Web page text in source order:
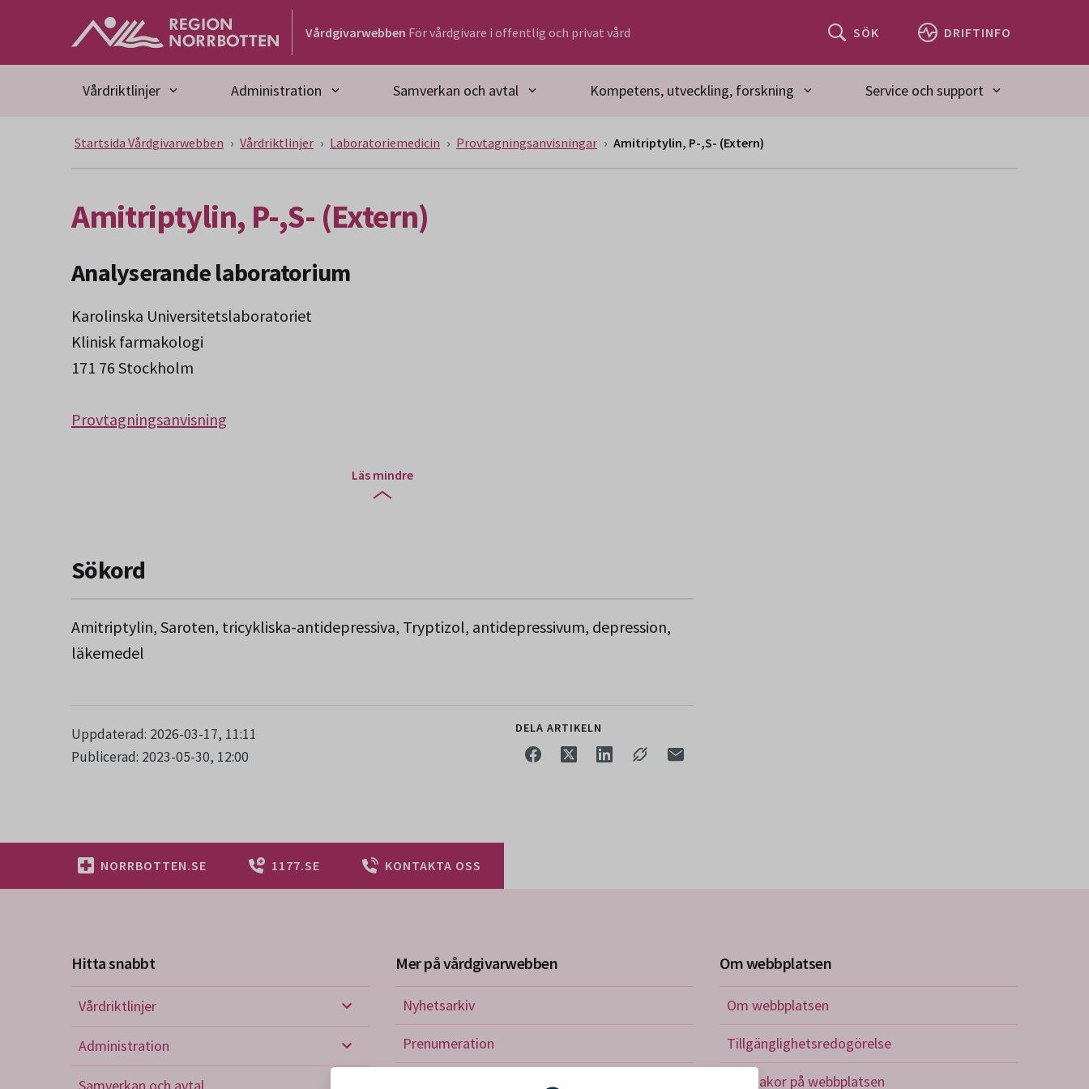
Gå till huvudmeny
Gå till övergripande innehåll
Vårdgivarwebben För vårdgivare i offentlig och privat vård SÖK DRIFTINFO
Vårdriktlinjer Administration Samverkan och avtal Kompetens, utveckling, forskning Service och support
Startsida Vårdgivarwebben Vårdriktlinjer Laboratoriemedicin Provtagningsanvisningar Amitriptylin, P-,S- (Extern)
Amitriptylin, P-,S- (Extern)
Analyserande laboratorium
Karolinska Universitetslaboratoriet
Klinisk farmakologi
171 76 Stockholm
Provtagningsanvisning
Läs mindre
Sökord
Amitriptylin, Saroten, tricykliska-antidepressiva, Tryptizol, antidepressivum, depression,
läkemedel
Uppdaterad: 2026-03-17, 11:11
Publicerad: 2023-05-30, 12:00
DELA ARTIKELN
NORRBOTTEN.SE 1177.SE KONTAKTA OSS
Hitta snabbt
Vårdriktlinjer
Vårdriktlinjer
Administration
Samverkan och avtal
Mer på vårdgivarwebben
Nyhetsarkiv
Prenumeration
Om webbplatsen
Om webbplatsen
Tillgänglighetsredogörelse
Om kakor på webbplatsen